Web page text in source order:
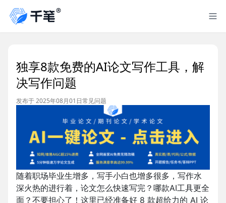
独享8款免费的AI论文写作工具，解
决写作问题
发布于 2025年08月01日常见问题
随着职场毕业生增多，写手小白也增多很多，写作水
深火热的进行着，论文怎么快速写完？哪款AI工具更全
面？不要担心了！这里已经准备好 8 款超给力的 AI 论